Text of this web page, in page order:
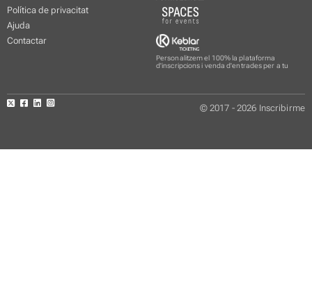
Política de privacitat
Ajuda
Contactar
Personalitzem el 100% la plataforma
d'inscripcions i venda d'entrades per a tu
© 2017 - 2026 Inscribirme